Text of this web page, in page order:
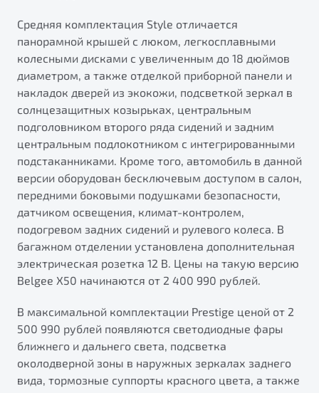
Средняя комплектация Style отличается
панорамной крышей с люком, легкосплавными
колесными дисками с увеличенным до 18 дюймов
диаметром, а также отделкой приборной панели и
накладок дверей из экокожи, подсветкой зеркал в
солнцезащитных козырьках, центральным
подголовником второго ряда сидений и задним
центральным подлокотником с интегрированными
подстаканниками. Кроме того, автомобиль в данной
версии оборудован бесключевым доступом в салон,
передними боковыми подушками безопасности,
датчиком освещения, климат-контролем,
подогревом задних сидений и рулевого колеса. В
багажном отделении установлена дополнительная
электрическая розетка 12 В. Цены на такую версию
Belgee X50 начинаются от 2 400 990 рублей.
В максимальной комплектации Prestige ценой от 2
500 990 рублей появляются светодиодные фары
ближнего и дальнего света, подсветка
околодверной зоны в наружных зеркалах заднего
вида, тормозные суппорты красного цвета, а также